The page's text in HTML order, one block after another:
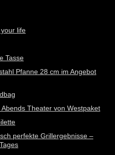
life
Tasse
Pfanne 28 cm im Angebot
Theater von Westpaket
perfekte Grillergebnisse –